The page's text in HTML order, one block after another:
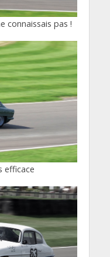
connaissais pas !
efficace